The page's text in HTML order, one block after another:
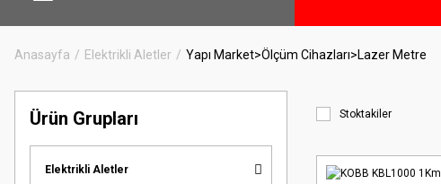
Anasayfa Elektrikli Aletler Yapı Market>Ölçüm Cihazları>Lazer Metre
Ürün Grupları
Elektrikli Aletler
Stoktakiler